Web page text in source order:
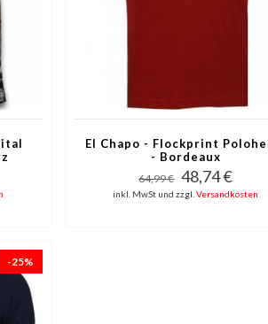
El Chapo - Flockprint
- Bordeaux
64,99 € 48,74 €
inkl. MwSt und zzgl.Versandkosten
-25%